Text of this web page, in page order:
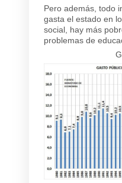
Pero además, todo
gasta el estado en
social, hay más
problemas de